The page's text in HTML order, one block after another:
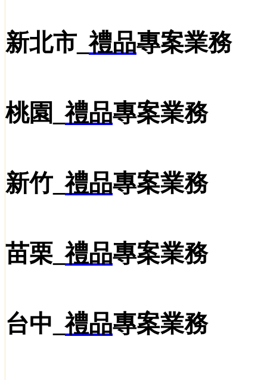
新北市_禮品專案業務
桃園_禮品專案業務
新竹_禮品專案業務
苗栗_禮品專案業務
台中_禮品專案業務